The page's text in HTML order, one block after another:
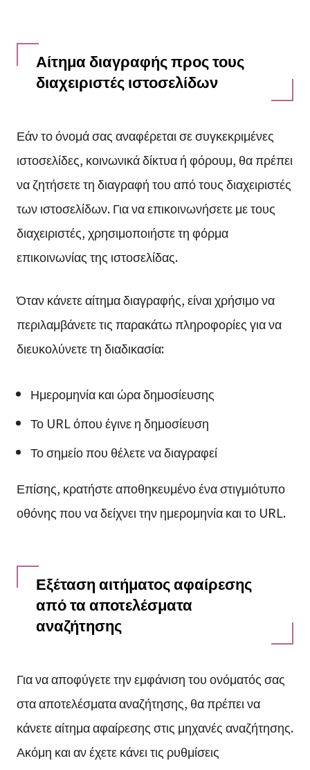
Αίτημα διαγραφής προς τους
διαχειριστές ιστοσελίδων
Εάν το όνομά σας αναφέρεται σε συγκεκριμένες
ιστοσελίδες, κοινωνικά δίκτυα ή φόρουμ, θα πρέπει
να ζητήσετε τη διαγραφή του από τους διαχειριστές
των ιστοσελίδων. Για να επικοινωνήσετε με τους
διαχειριστές, χρησιμοποιήστε τη φόρμα
επικοινωνίας της ιστοσελίδας.
Όταν κάνετε αίτημα διαγραφής, είναι χρήσιμο να
περιλαμβάνετε τις παρακάτω πληροφορίες για να
διευκολύνετε τη διαδικασία:
Ημερομηνία και ώρα δημοσίευσης
Το URL όπου έγινε η δημοσίευση
Το σημείο που θέλετε να διαγραφεί
Επίσης, κρατήστε αποθηκευμένο ένα στιγμιότυπο
οθόνης που να δείχνει την ημερομηνία και το URL.
Εξέταση αιτήματος αφαίρεσης
από τα αποτελέσματα
αναζήτησης
Για να αποφύγετε την εμφάνιση του ονόματός σας
στα αποτελέσματα αναζήτησης, θα πρέπει να
κάνετε αίτημα αφαίρεσης στις μηχανές αναζήτησης.
Ακόμη και αν έχετε κάνει τις ρυθμίσεις